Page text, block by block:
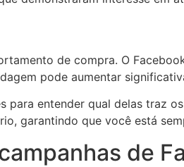
de compra. O
pode aumentar
entender qual delas traz
garantindo que você está
de